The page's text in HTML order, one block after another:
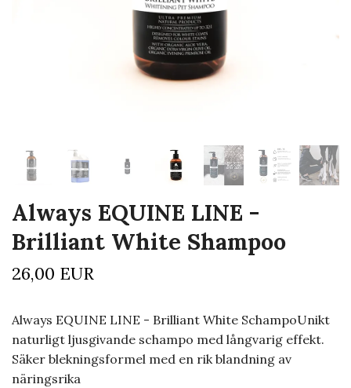
Always EQUINE LINE -
Brilliant White Shampoo
26,00 EUR
Always EQUINE LINE - Brilliant White SchampoUnikt
naturligt ljusgivande schampo med långvarig effekt.
Säker blekningsformel med en rik blandning av
näringsrika